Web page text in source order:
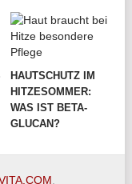
HAUTSCHUTZ IM
HITZESOMMER:
WAS IST BETA-
GLUCAN?